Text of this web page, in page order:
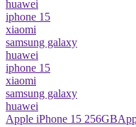
huawei
iphone 15
xiaomi
samsung galaxy
huawei
iphone 15
xiaomi
samsung galaxy
huawei
Apple iPhone 15 256GB